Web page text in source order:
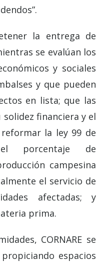
la entrega de
se evalúan los
y sociales
y que pueden
en lista; que las
financiera y el
la ley 99 de
porcentaje de
campesina
el servicio de
afectadas; y
prima.
CORNARE se
espacios